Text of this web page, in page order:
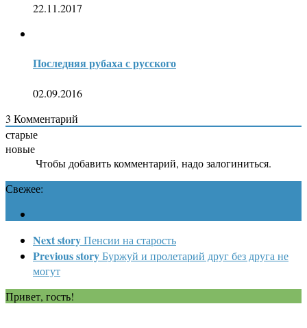
22.11.2017
Последняя рубаха с русского
02.09.2016
3 Комментарий
старые
новые
Чтобы добавить комментарий, надо залогиниться.
Свежее:
Next storyПенсии на старость
Previous storyБуржуй и пролетарий друг без друга не
могут
Привет, гость!